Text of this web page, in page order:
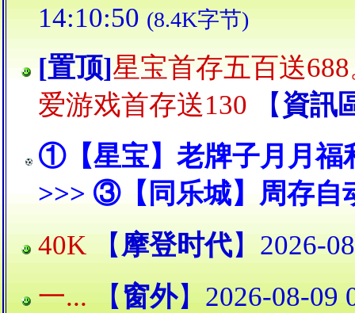
14:10:50 (8.4K字节)
[置顶]星宝首存五百送
爱游戏首存送130 【 資訊
①【星宝】老牌子月月福
>>> ③【同乐城】周存自
40K 【摩登时代】2026-
一... 【 窗外】2026-08-09